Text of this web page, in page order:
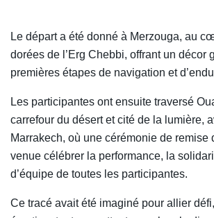
Le départ a été donné à Merzouga, au
dorées de l’Erg Chebbi, offrant un décor
premières étapes de navigation et
Les participantes ont ensuite traversé
carrefour du désert et cité de la lumière,
Marrakech, où une cérémonie de remise
venue célébrer la performance, la
d’équipe de toutes les participantes.
Ce tracé avait été imaginé pour allier